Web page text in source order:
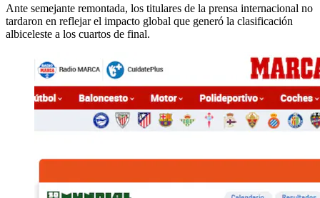
Ante semejante remontada, los titulares de la prensa internacional no
tardaron en reflejar el impacto global que generó la clasificación
albiceleste a los cuartos de final.